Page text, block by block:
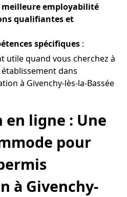
meilleure employabilité
qualifiantes et
spécifiques :
utile quand vous cherchez à
dans
à Givenchy-lès-la-Bassée
ligne : Une
pour
à Givenchy-